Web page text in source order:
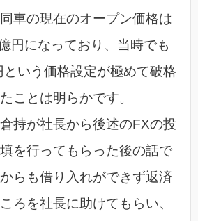
車の現在のオープン価格は
円になっており、当時でも
いう価格設定が極めて破格
ことは明らかです。
持が社長から後述のFXの投
を行ってもらった後の話で
らも借り入れができず返済
ろを社長に助けてもらい、